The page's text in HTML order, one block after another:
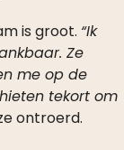
is groot. “Ik
Ze
me op de
tekort om
ontroerd.